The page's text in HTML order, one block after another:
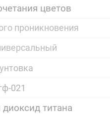
цветов
проникновения
021
титана